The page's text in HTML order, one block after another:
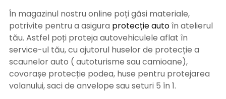
În magazinul nostru online poți găsi materiale,
potrivite pentru a asigura protecție autoîn atelierul
tău. Astfel poți proteja autovehiculele aflat în
service-ul tău, cu ajutorul huselor de protecție a
scaunelor auto ( autoturisme sau camioane),
covorașe protecție podea, huse pentru protejarea
volanului, saci de anvelope sau seturi 5 în 1.